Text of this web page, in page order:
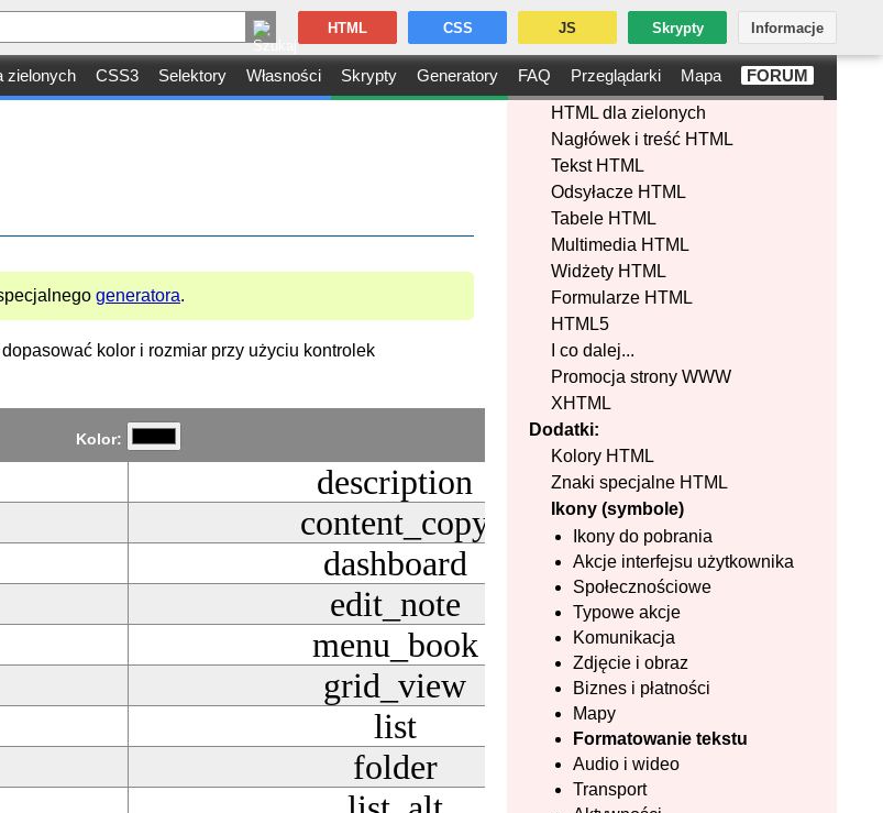
zielonych CSS3 Selektory Własności Skrypty Generatory FAQ Przeglądarki Mapa FORUM
HTML
HTML dla zielonych
Nagłówek i treść HTML
Tekst HTML
Odsyłacze HTML
Tabele HTML
Multimedia HTML
Widżety HTML
Formularze HTML
HTML5
I co dalej...
Promocja strony WWW
XHTML
Dodatki:
Kolory HTML
Znaki specjalne HTML
Ikony (symbole)
Ikony do pobrania
Akcje interfejsu użytkownika
Społecznościowe
Typowe akcje
Komunikacja
Zdjęcie i obraz
Biznes i płatności
Mapy
Formatowanie tekstu
Audio i wideo
Transport
CSS JS Skrypty Informacje
generatora.
kolor i rozmiar przy użyciu kontrolek
Kolor:
description Pobierz
content_copy Pobierz
dashboard Pobierz
edit_note
menu_book
grid_view Pobierz
list
folder Pobierz